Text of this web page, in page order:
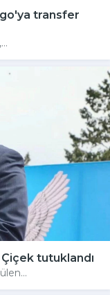
transfer
tutuklandı